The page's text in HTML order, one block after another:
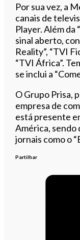
Por sua vez, a
canais de
Player. Além da
sinal aberto,
Reality”, “TVI
“TVI África”.
se inclui a
O Grupo Prisa,
empresa de
está presente
América, sendo
jornais como o
Partilhar